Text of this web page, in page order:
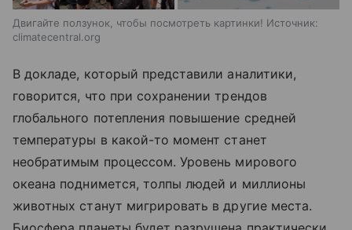
Двигайте ползунок, чтобы посмотреть картинки! Источник:
climatecentral.org
В докладе, который представили аналитики,
говорится, что при сохранении трендов
глобального потепления повышение средней
температуры в какой-то момент станет
необратимым процессом. Уровень мирового
океана поднимется, толпы людей и миллионы
животных станут мигрировать в другие места.